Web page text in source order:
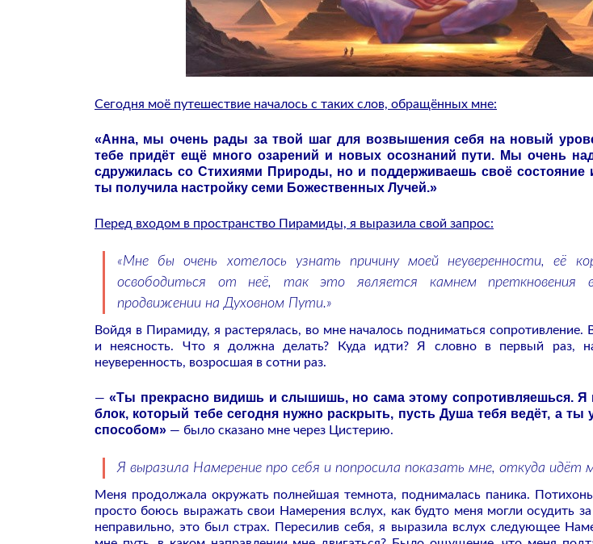
Сегодня моё путешествие началось с таких слов, обращённых мне:
«Анна, мы очень рады за твой шаг для возвышения себя на новый
тебе придёт ещё много озарений и новых осознаний пути. Мы очень
сдружилась со Стихиями Природы, но и поддерживаешь своё состояние
ты получила настройку семи Божественных Лучей.»
Перед входом в пространство Пирамиды, я выразила свой запрос:
«Мне бы очень хотелось узнать причину моей неуверенности, её
освободиться от неё, так это является камнем преткновения
продвижении на Духовном Пути.»
Войдя в Пирамиду, я растерялась, во мне началось подниматься сопротивление.
и неясность. Что я должна делать? Куда идти? Я словно в первый раз,
неуверенность, возросшая в сотни раз.
—«Ты прекрасно видишь и слышишь, но сама этому сопротивляешься. Я
блок, который тебе сегодня нужно раскрыть, пусть Душа тебя ведёт, а
способом» — было сказано мне через Цистерию.
Я выразила Намерение про себя и попросила показать мне, откуда идёт
Меня продолжала окружать полнейшая темнота, поднималась паника.
просто боюсь выражать свои Намерения вслух, как будто меня могли осудить
неправильно, это был страх. Пересилив себя, я выразила вслух следующее